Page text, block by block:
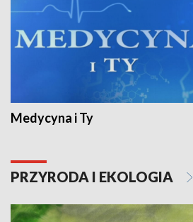
Medycyna i Ty
PRZYRODA I EKOLOGIA